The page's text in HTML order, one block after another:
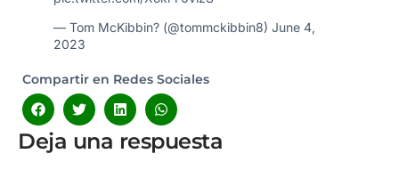
— Tom McKibbin? (@tommckibbin8) June 4,
2023
Compartir en Redes Sociales
Deja una respuesta